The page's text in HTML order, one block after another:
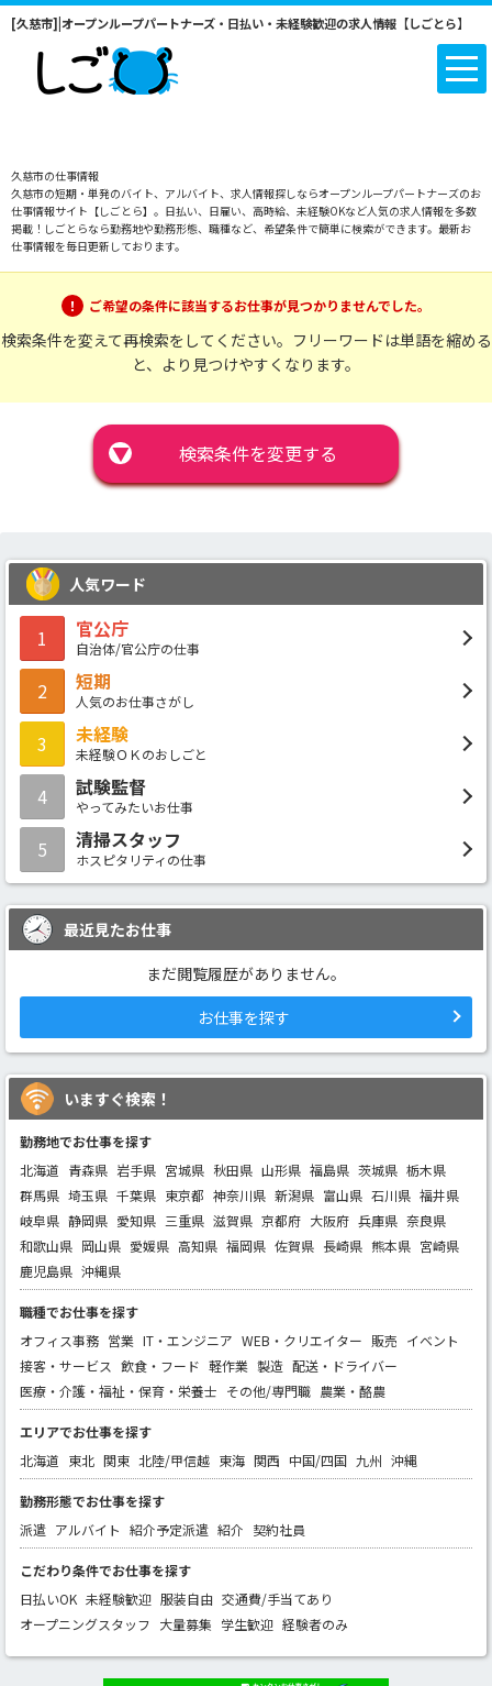
[久慈市]|オープンループパートナーズ・日払い・未経験歓迎の求人情報【しごとら】
久慈市の仕事情報
久慈市の短期・単発のバイト、アルバイト、求人情報探しならオープンループパートナーズのお
仕事情報サイト【しごとら】。日払い、日雇い、高時給、未経験OKなど人気の求人情報を多数
掲載！しごとらなら勤務地や勤務形態、職種など、希望条件で簡単に検索ができます。最新お
仕事情報を毎日更新しております。
ご希望の条件に該当するお仕事が見つかりませんでした。
検索条件を変えて再検索をしてください。フリーワードは単語を縮める
と、より見つけやすくなります。
▼ 検索条件を変更する
人気ワード
1 官公庁
自治体/官公庁の仕事
2 短期
人気のお仕事さがし
3 未経験
未経験ＯＫのおしごと
4 試験監督
やってみたいお仕事
5 清掃スタッフ
ホスピタリティの仕事
最近見たお仕事
まだ閲覧履歴がありません。
お仕事を探す
いますぐ検索！
勤務地でお仕事を探す
北海道 青森県 岩手県 宮城県 秋田県 山形県 福島県 茨城県 栃木県
群馬県 埼玉県 千葉県 東京都 神奈川県 新潟県 富山県 石川県 福井県
岐阜県 静岡県 愛知県 三重県 滋賀県 京都府 大阪府 兵庫県 奈良県
和歌山県 岡山県 愛媛県 高知県 福岡県 佐賀県 長崎県 熊本県 宮崎県
鹿児島県 沖縄県
職種でお仕事を探す
オフィス事務 営業 IT・エンジニア WEB・クリエイター 販売 イベント
接客・サービス 飲食・フード 軽作業 製造 配送・ドライバー
医療・介護・福祉・保育・栄養士 その他/専門職 農業・酪農
エリアでお仕事を探す
北海道 東北 関東 北陸/甲信越 東海 関西 中国/四国 九州 沖縄
勤務形態でお仕事を探す
派遣 アルバイト 紹介予定派遣 紹介 契約社員
こだわり条件でお仕事を探す
日払いOK 未経験歓迎 服装自由 交通費/手当てあり
オープニングスタッフ 大量募集 学生歓迎 経験者のみ